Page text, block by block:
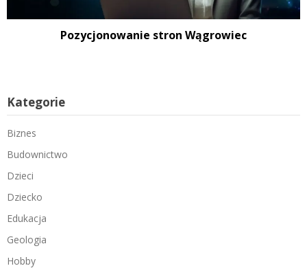
Pozycjonowanie stron Wągrowiec
Kategorie
Biznes
Budownictwo
Dzieci
Dziecko
Edukacja
Geologia
Hobby